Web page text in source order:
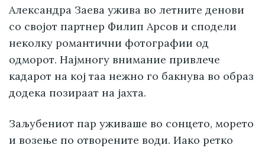
Александра Заева ужива во летните денови
со својот партнер Филип Арсов и сподели
неколку романтични фотографии од
одморот. Најмногу внимание привлече
кадарот на кој таа нежно го бакнува во образ
додека позираат на јахта.
Заљубениот пар уживаше во сонцето, морето
и возење по отворените води. Иако ретко